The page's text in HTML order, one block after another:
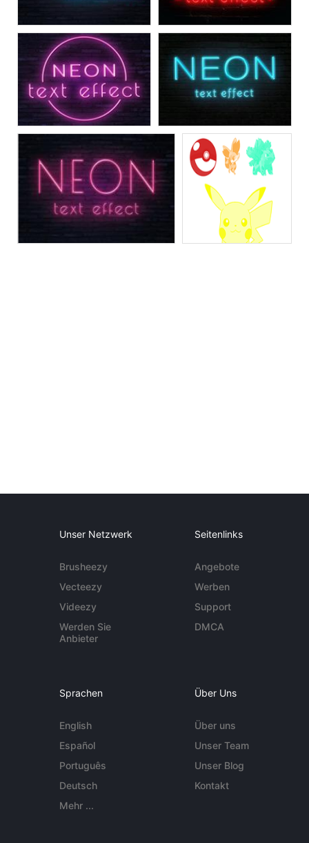
Unser Netzwerk
Brusheezy
Vecteezy
Videezy
Werden Sie
Anbieter
Seitenlinks
Angebote
Werben
Support
DMCA
Sprachen
English
Español
Português
Deutsch
Mehr ...
Über Uns
Über uns
Unser Team
Unser Blog
Kontakt